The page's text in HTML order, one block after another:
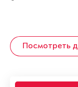
Посмотреть